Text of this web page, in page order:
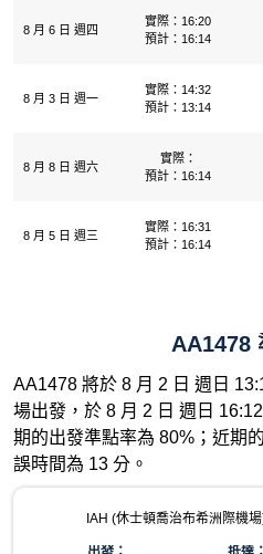
8 月 6 日 週四
實際：16:20
預計：16:14
8 月 3 日 週一
實際：14:32
預計：13:14
8 月 8 日 週六
實際：
預計：16:14
8 月 5 日 週三
實際：16:31
預計：16:14
AA1478
AA1478 將於 8 月 2 日 週日
場出發，於 8 月 2 日 週日
期的出發準點率為 80%；近期
誤時間為 13 分。
IAH (休士頓喬治布希洲際機